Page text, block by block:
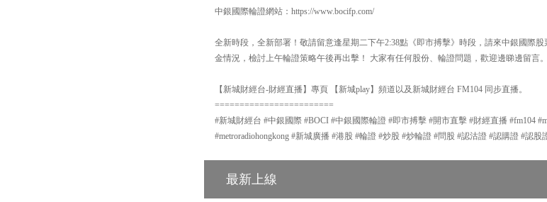
中銀國際輪證網站：https://www.bocifp.com/
全新時段，全新部署！敬請留意逢星期二下午2:38點《即市搏擊》時段，請來中銀國際
金情況，檢討上午輪證策略午後再出擊！ 大家有任何股份、輪證問題，歡迎邊睇邊留言。
【新城財經台-財經直播】專頁 【新城play】頻道以及新城財經台 FM104 同步直播。
========================
#新城財經台 #中銀國際 #BOCI #中銀國際輪證 #即市搏擊 #開市直擊 #財經直播 #fm104
#metroradiohongkong #新城廣播 #港股 #輪證 #炒股 #炒輪證 #問股 #認沽證 #認購證 #認
最新上線